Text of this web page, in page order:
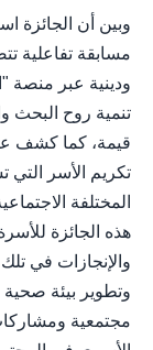
وبين أن الجائزة
مسابقة تفاعلية
ودينية عبر منصة
تنمية روح البحث
قيمة، كما كشف عن
تكريم الأسر
المختلفة
هذه الجائزة
والإنجازات في
وتطوير بيئة
مجتمعية